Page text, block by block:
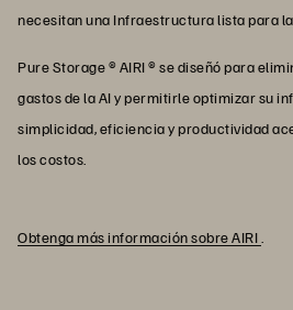
necesitan una Infraestructura lista para la
Pure Storage ® AIRI ® se diseñó para
gastos de la AI y permitirle optimizar su
simplicidad, eficiencia y productividad
los costos.
Obtenga más información sobre AIRI